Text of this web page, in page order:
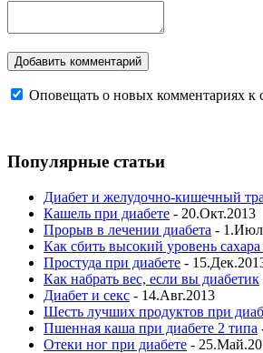
Оповещать о новых комментариях к
Популярные статьи
Диабет и желудочно-кишечный
Кашель при диабете - 20.Окт.2013
Прорыв в лечении диабета -
Как сбить высокий уровень
Простуда при диабете -
Как набрать вес, если вы диабетик
Диабет и секс - 14.Авг.2013
Шесть лучших продуктов при
Пшенная каша при диабете 2 типа
Отеки ног при диабете -